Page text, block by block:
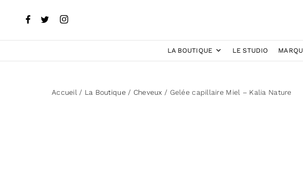
LA BOUTIQUE LE STUDIO
Accueil / La Boutique / Cheveux / Gelée capillaire Miel – Kalia Nature